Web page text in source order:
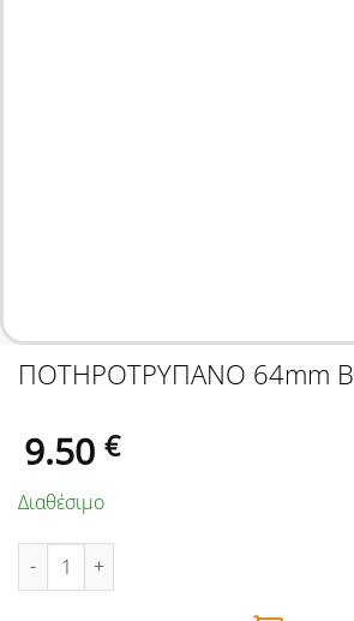
ΠΟΤΗΡΟΤΡΥΠΑΝΟ 64mm
9.50 €
Διαθέσιμο
ΠΟΤΗΡΟΤΡΥΠΑΝΟ 64mm BENMAN